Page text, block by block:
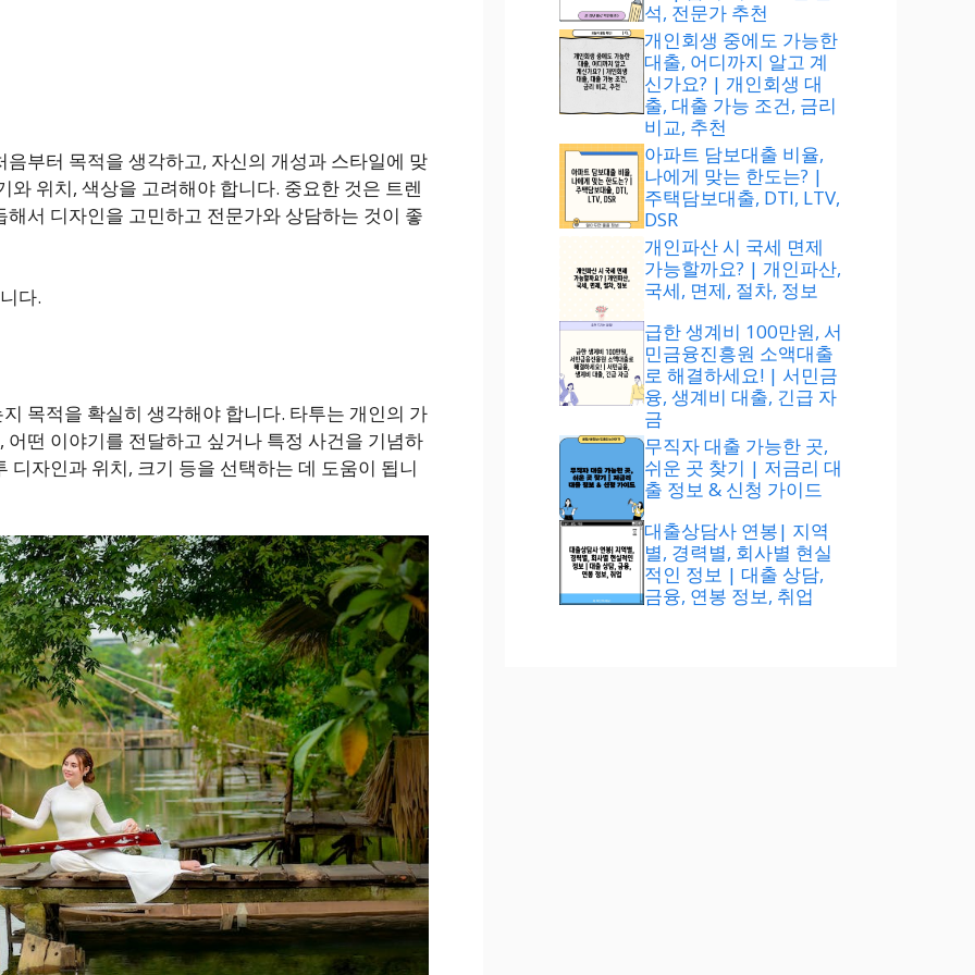
부터 목적을 생각하고, 자신의 개성과 스타일에 맞
위치, 색상을 고려해야 합니다. 중요한 것은 트렌
서 디자인을 고민하고 전문가와 상담하는 것이 좋
다.
목적을 확실히 생각해야 합니다. 타투는 개인의 가
떤 이야기를 전달하고 싶거나 특정 사건을 기념하
자인과 위치, 크기 등을 선택하는 데 도움이 됩니
석, 전문가 추천
개인회생 중에도 가능한
대출, 어디까지 알고 계
신가요? | 개인회생 대
출, 대출 가능 조건, 금리
비교, 추천
아파트 담보대출 비율,
나에게 맞는 한도는? |
주택담보대출, DTI, LTV,
DSR
개인파산 시 국세 면제
가능할까요? | 개인파산,
국세, 면제, 절차, 정보
급한 생계비 100만원, 서
민금융진흥원 소액대출
로 해결하세요! | 서민금
융, 생계비 대출, 긴급 자
금
무직자 대출 가능한 곳,
쉬운 곳 찾기 | 저금리 대
출 정보 & 신청 가이드
대출상담사 연봉| 지역
별, 경력별, 회사별 현실
적인 정보 | 대출 상담,
금융, 연봉 정보, 취업